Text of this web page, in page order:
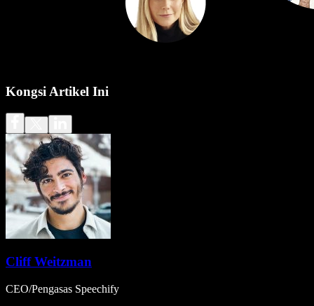
Kongsi Artikel Ini
Cliff Weitzman
CEO/Pengasas Speechify